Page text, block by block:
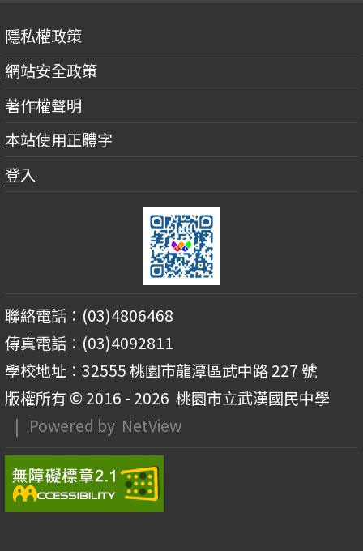
隱私權政策
網站安全政策
著作權聲明
本站使用正體字
登入
聯絡電話：(03)4806468
傳真電話：(03)4092811
學校地址：32555 桃園市龍潭區武中路 227 號
版權所有 © 2016 - 2026 桃園市立武漢國民中學
| Powered by NetView